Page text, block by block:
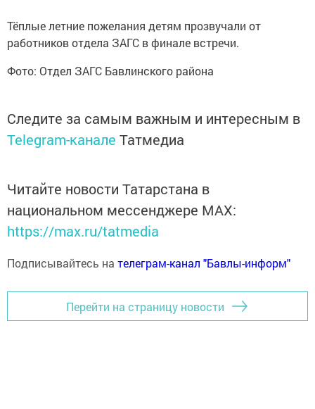
Тёплые летние пожелания детям прозвучали от
работников отдела ЗАГС в финале встречи.
Фото: Отдел ЗАГС Бавлинского района
Следите за самым важным и интересным в
Telegram-канале Татмедиа
Читайте новости Татарстана в
национальном мессенджере MАХ:
https://max.ru/tatmedia
Подписывайтесь на телеграм-канал "Бавлы-информ"
Перейти на страницу новости